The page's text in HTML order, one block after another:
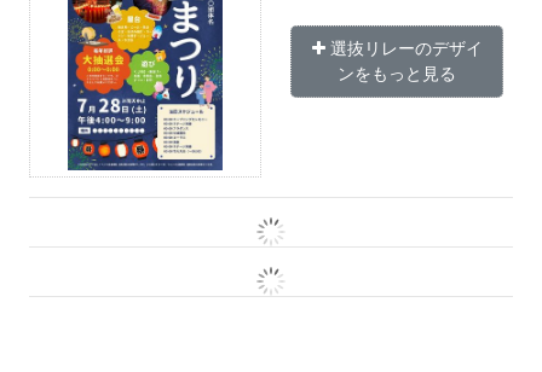
選抜リレーのデザイ
ンをもっと見る